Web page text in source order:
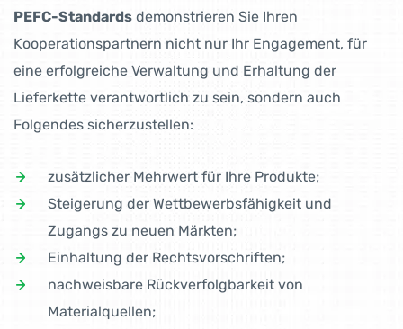
PEFC-Standards demonstrieren Sie Ihren
Kooperationspartnern nicht nur Ihr Engagement, für
eine erfolgreiche Verwaltung und Erhaltung der
Lieferkette verantwortlich zu sein, sondern auch
Folgendes sicherzustellen:
zusätzlicher Mehrwert für Ihre Produkte;
Steigerung der Wettbewerbsfähigkeit und
Zugangs zu neuen Märkten;
Einhaltung der Rechtsvorschriften;
nachweisbare Rückverfolgbarkeit von
Materialquellen;